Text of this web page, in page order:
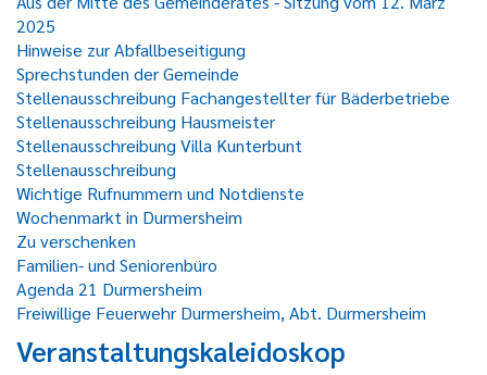
2025
Hinweise zur Abfallbeseitigung
Sprechstunden der Gemeinde
Stellenausschreibung Fachangestellter für Bäderbetriebe
Stellenausschreibung Hausmeister
Stellenausschreibung Villa Kunterbunt
Stellenausschreibung
Wichtige Rufnummern und Notdienste
Wochenmarkt in Durmersheim
Zu verschenken
Familien- und Seniorenbüro
Agenda 21 Durmersheim
Freiwillige Feuerwehr Durmersheim, Abt. Durmersheim
Veranstaltungskaleidoskop